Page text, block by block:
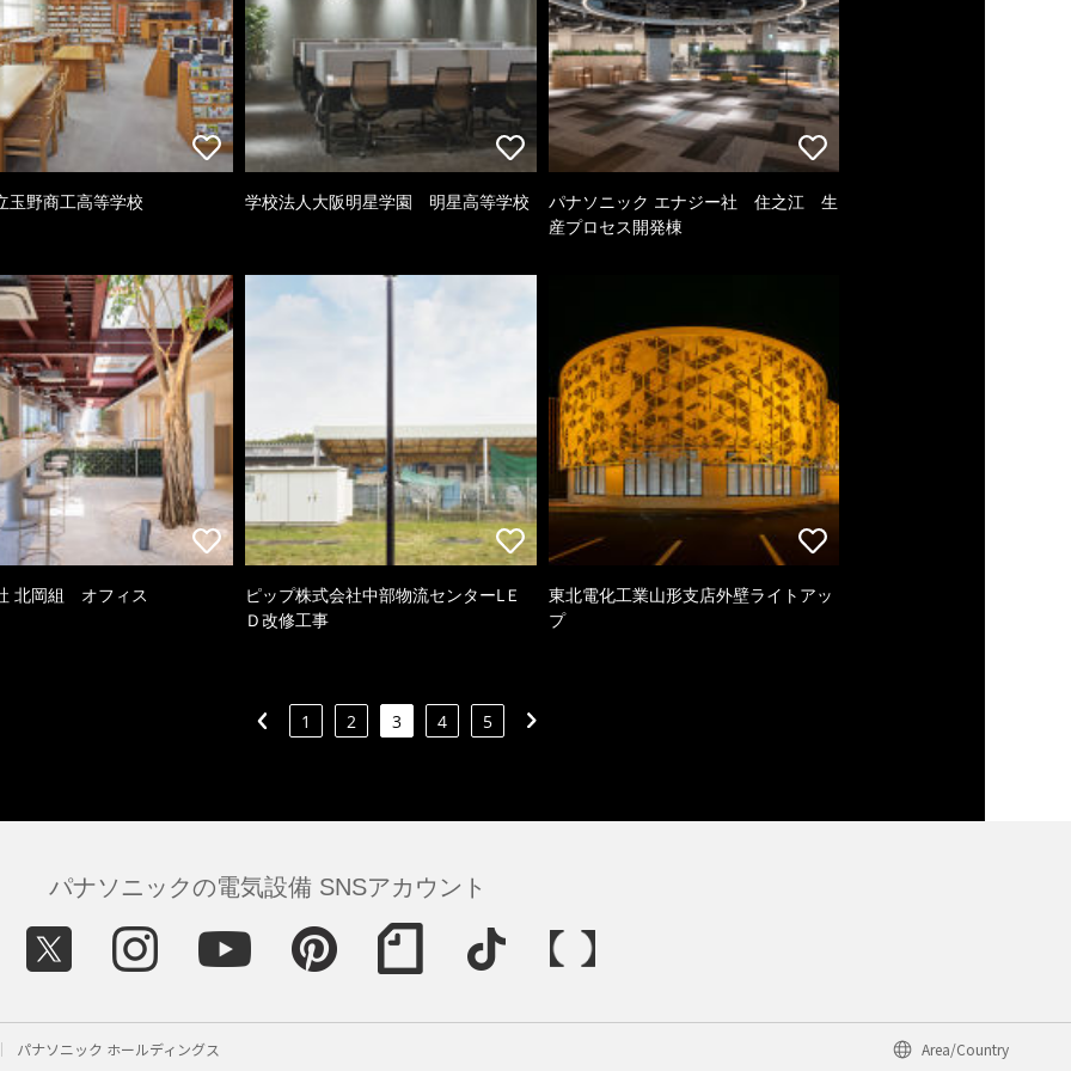
玉野商工高等学校 学校法人大阪明星学園 明星高等学校
パナソニック エナジー社 住之江 生
産プロセス開発棟
北岡組 オフィス
ピップ株式会社中部物流センターLＥ
Ｄ改修工事
東北電化工業山形支店外壁ライトアッ
プ
1 2 3 4 5
パナソニックの電気設備 SNSアカウント
パナソニック ホールディングス Area/Country